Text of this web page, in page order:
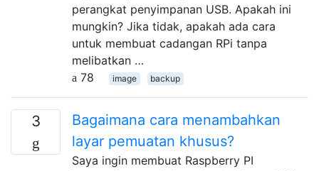
perangkat penyimpanan USB. Apakah ini
mungkin? Jika tidak, apakah ada cara
untuk membuat cadangan RPi tanpa
melibatkan …
78
image backup
3
Bagaimana cara menambahkan
layar pemuatan khusus?
Saya ingin membuat Raspberry PI